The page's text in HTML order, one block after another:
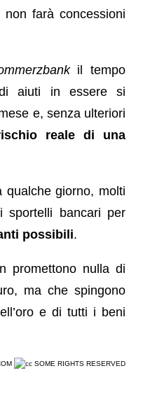
farà concessioni
il tempo
aiuti in essere si
e, senza ulteriori
reale di una
qualche giorno, molti
sportelli bancari per
possibili.
promettono nulla di
ma che spingono
e di tutti i beni
SOME RIGHTS RESERVED